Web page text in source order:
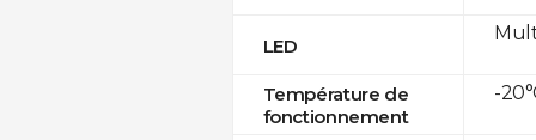
LED
Température de
fonctionnement
-